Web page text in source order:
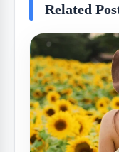
Related